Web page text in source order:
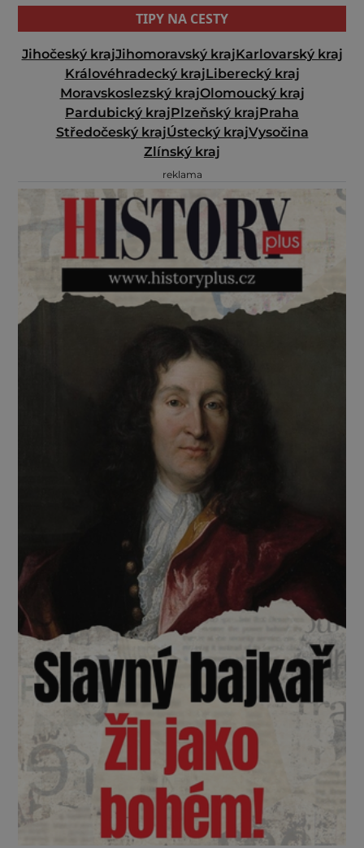
TIPY NA CESTY
Jihočeský krajJihomoravský krajKarlovarský kraj
Královéhradecký krajLiberecký kraj
Moravskoslezský krajOlomoucký kraj
Pardubický krajPlzeňský krajPraha
Středočeský krajÚstecký krajVysočina
Zlínský kraj
reklama